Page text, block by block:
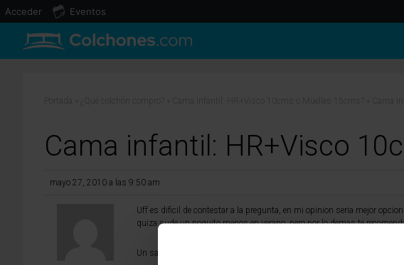
Cama infantil: HR+Visco
mayo 27, 2010 a las 9:50 am
Uff es dificil de contestar a la pregunta, en mi opinion seria mejor
quiza sude un poquito menos en verano, pero por lo demas te
Un saludo
Acceder Eventos